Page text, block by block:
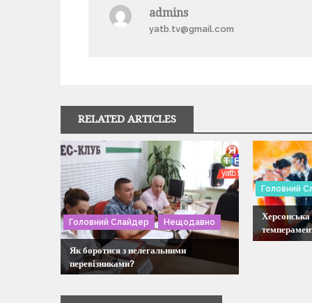
г
а
ц
і
я
з
admins
yatb.tv@gmail.com
RELATED ARTICLES
Головний Слайдер Нещодавно
Як боротися з нелегальними
перевізниками?
Головний
Херсонська